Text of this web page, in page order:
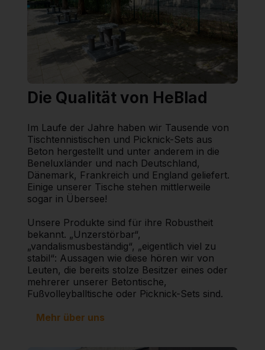
Die Qualität von HeBlad
Im Laufe der Jahre haben wir Tausende von
Tischtennistischen und Picknick-Sets aus
Beton hergestellt und unter anderem in die
Beneluxländer und nach Deutschland,
Dänemark, Frankreich und England geliefert.
Einige unserer Tische stehen mittlerweile
sogar in Übersee!
Unsere Produkte sind für ihre Robustheit
bekannt. „Unzerstörbar“,
„vandalismusbeständig“, „eigentlich viel zu
stabil“: Aussagen wie diese hören wir von
Leuten, die bereits stolze Besitzer eines oder
mehrerer unserer Betontische,
Fußvolleyballtische oder Picknick-Sets sind.
Mehr über uns